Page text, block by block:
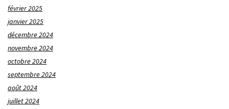
février 2025
janvier 2025
décembre 2024
novembre 2024
octobre 2024
septembre 2024
août 2024
juillet 2024